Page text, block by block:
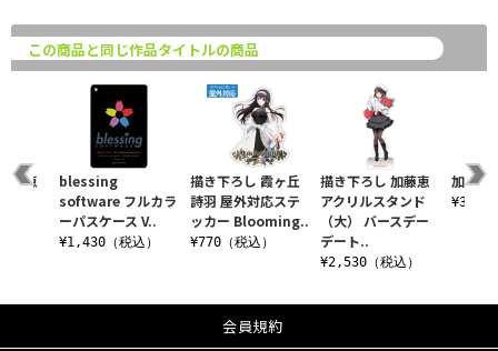
この商品と同じ作品タイトルの商品
描き下ろし 霞ヶ丘
詩羽 屋外対応ステ
ッカー Blooming..
¥770（税込）
描き下ろし 加藤恵
アクリルスタンド
（大） バースデー
デート..
¥2,530（税込）
加藤恵
¥3,190
藤恵
blessing
software フルカラ
ーパスケース V..
¥1,430（税込）
会員規約